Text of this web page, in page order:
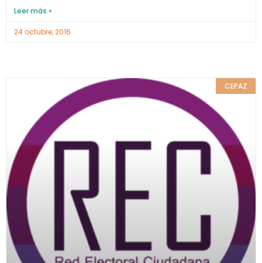
Leer más »
24 octubre, 2016
CEPAZ